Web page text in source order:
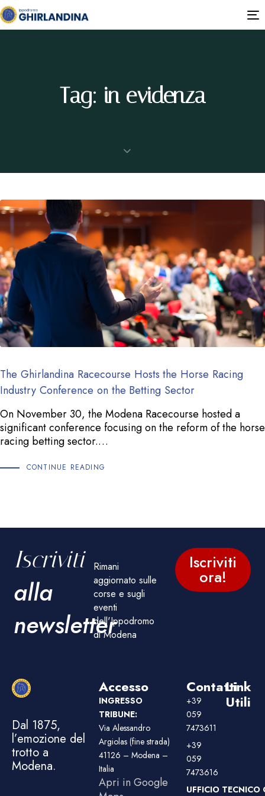
Tag: in evidenza
The Ghirlandina Racecourse Hosts the Horse Racing
Industry Conference on the Betting Sector
On November 30, the Modena Racecourse hosted a
significant conference focusing on the reform of the horse
racing betting sector.…
CONTINUE READING
Iscriviti
alla
newsletter
Rimani
aggiornato sulle
corse e sugli
eventi
dell'Ippodromo
di Modena
Iscriviti
ora!
Dal 1875,
l’emozione del
trotto a
Modena.
Accesso
INGRESSO
TRIBUNE:
Via Alessandro
Argiolas (fine strada)
41126 – Modena –
Italia
Apri in Google
Contatti
+39
059
7473611
+39
059
7473616
UFFICIO TECNICO
Link
Utili